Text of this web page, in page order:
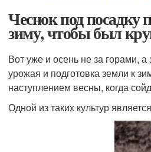
Чеснок под посадку
зиму, чтобы был
Вот уже и осень не за горами,
урожая и подготовка земли к
наступлением весны, когда
Одной из таких культур